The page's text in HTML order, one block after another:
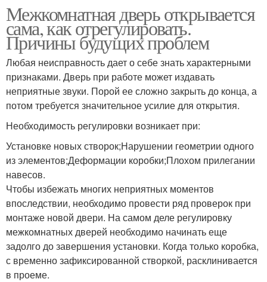
Межкомнатная дверь открывается
сама, как отрегулировать.
Причины будущих проблем
Любая неисправность дает о себе знать характерными
признаками. Дверь при работе может издавать
неприятные звуки. Порой ее сложно закрыть до конца, а
потом требуется значительное усилие для открытия.
Необходимость регулировки возникает при:
Установке новых створок;Нарушении геометрии одного
из элементов;Деформации коробки;Плохом прилегании
навесов.
Чтобы избежать многих неприятных моментов
впоследствии, необходимо провести ряд проверок при
монтаже новой двери. На самом деле регулировку
межкомнатных дверей необходимо начинать еще
задолго до завершения установки. Когда только коробка,
с временно зафиксированной створкой, расклинивается
в проеме.